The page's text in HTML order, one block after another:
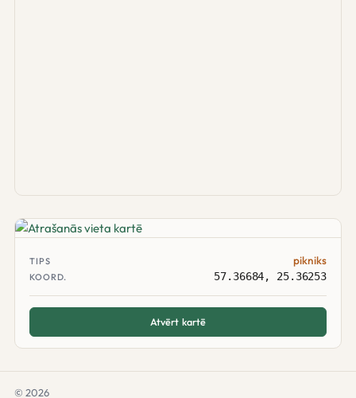
TIPS pikniks
KOORD. 57.36684, 25.36253
Atvērt kartē
© 2026